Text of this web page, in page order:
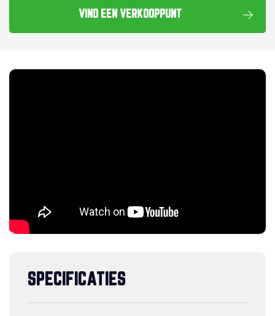
VIND EEN VERKOOPPUNT
SPECIFICATIES